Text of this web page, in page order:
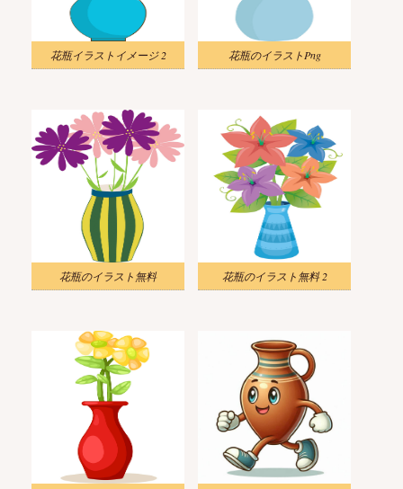
花瓶イラストイメージ 2 花瓶のイラストPng
花瓶のイラスト無料 花瓶のイラスト無料 2